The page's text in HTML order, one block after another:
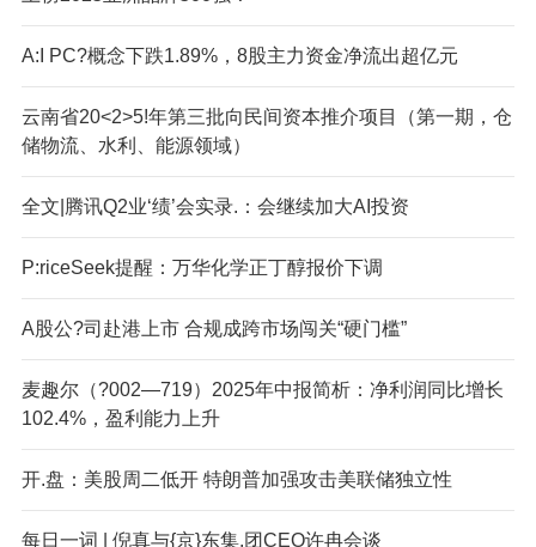
A:I PC?概念下跌1.89%，8股主力资金净流出超亿元
云南省20<2>5!年第三批向民间资本推介项目（第一期，仓
储物流、水利、能源领域）
全文|腾讯Q2业‘绩’会实录.：会继续加大AI投资
P:riceSeek提醒：万华化学正丁醇报价下调
A股公?司赴港上市 合规成跨市场闯关“硬门槛”
麦趣尔（?002—719）2025年中报简析：净利润同比增长
102.4%，盈利能力上升
开.盘：美股周二低开 特朗普加强攻击美联储独立性
每日一词 | 倪真与{京}东集.团CEO许冉会谈